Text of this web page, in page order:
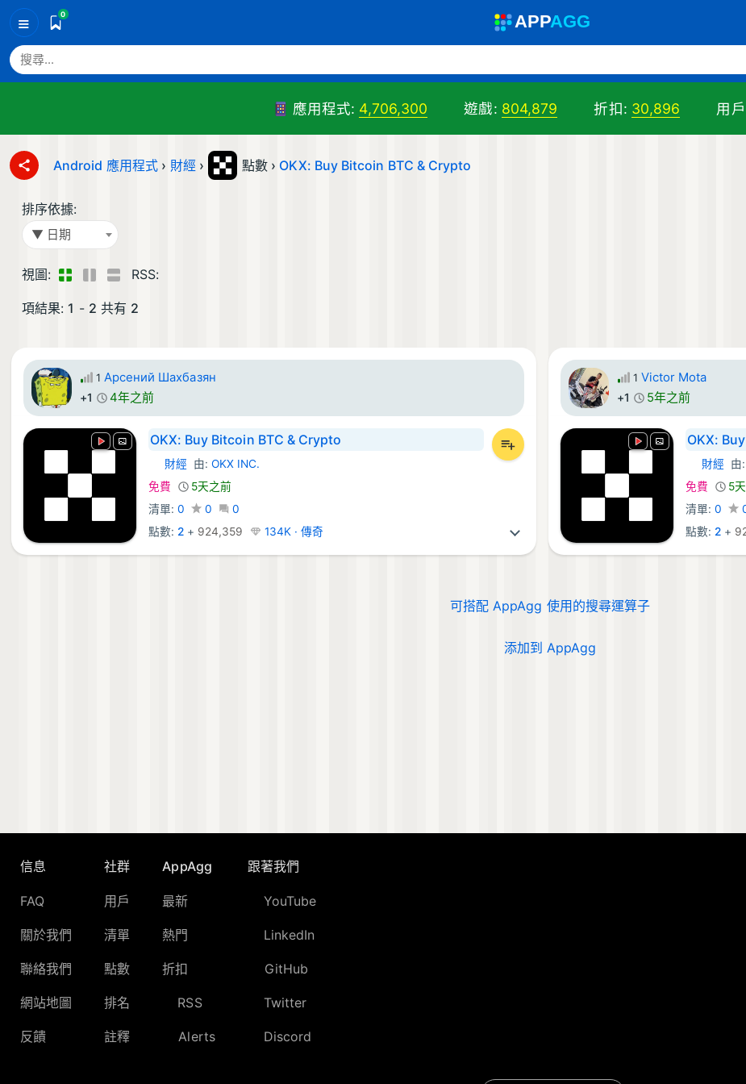
≡ 0 APPAGG
應用程式: 4,706,300 遊戲: 804,879 折扣: 30,896 用
Android 應用程式 › 財經 › 點數 › OKX: Buy Bitcoin BTC & Crypto
排序依據:
▼ 日期
視圖: RSS:
項結果: 1 - 2 共有 2
1 Арсений Шахбазян
+1 4年之前
OKX: Buy Bitcoin BTC & Crypto
Android 應用程式:
財經 由: OKX INC.
免費
5天之前
清單: 0 0
0
點數: 2+ 924,359 134K · 傳奇
1 Victor Mota
+1 5年之前
OKX:
Android 應
財經 由:
免費
5
清單: 0
點數: 2+
可搭配 AppAgg 使用的搜尋運算子
添加到 AppAgg
信息
FAQ
關於我們
聯絡我們
網站地圖
反饋
社群
用戶
清單
點數
排名
註釋
AppAgg
最新
熱門
折扣
RSS
Alerts
跟著我們
YouTube
LinkedIn
GitHub
Twitter
Discord